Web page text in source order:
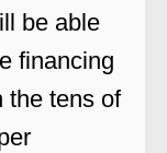
be able
financing
the tens of